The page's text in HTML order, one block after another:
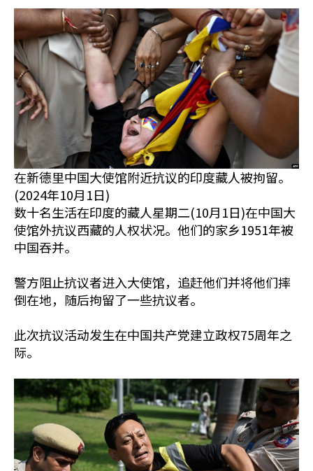
在新德里中国大使馆附近抗议的印度藏人被拘留。
(2024年10月1日)
数十名生活在印度的藏人星期二(10月1日)在中国大
使馆外抗议西藏的人权状况。他们的家乡1951年被
中国吞并。
警方阻止抗议者进入大使馆，追赶他们并将他们摔
倒在地，随后拘留了一些抗议者。
此次抗议活动发生在中国共产党建立政权75周年之
际。